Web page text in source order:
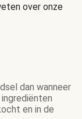
over onze
dan wanneer
en in de